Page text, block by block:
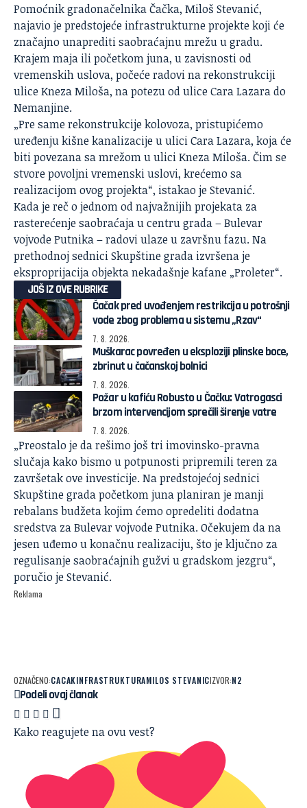
Pomoćnik gradonačelnika Čačka, Miloš Stevanić,
najavio je predstojeće infrastrukturne projekte koji će
značajno unaprediti saobraćajnu mrežu u gradu.
Krajem maja ili početkom juna, u zavisnosti od
vremenskih uslova, počeće radovi na rekonstrukciji
ulice Kneza Miloša, na potezu od ulice Cara Lazara do
Nemanjine.
„Pre same rekonstrukcije kolovoza, pristupićemo
uređenju kišne kanalizacije u ulici Cara Lazara, koja će
biti povezana sa mrežom u ulici Kneza Miloša. Čim se
stvore povoljni vremenski uslovi, krećemo sa
realizacijom ovog projekta“, istakao je Stevanić.
Kada je reč o jednom od najvažnijih projekata za
rasterećenje saobraćaja u centru grada – Bulevar
vojvode Putnika – radovi ulaze u završnu fazu. Na
prethodnoj sednici Skupštine grada izvršena je
eksproprijacija objekta nekadašnje kafane „Proleter“.
JOŠ IZ OVE RUBRIKE
Čačak pred uvođenjem restrikcija u potrošnji
vode zbog problema u sistemu „Rzav“
7. 8. 2026.
Muškarac povređen u eksploziji plinske boce,
zbrinut u čačanskoj bolnici
7. 8. 2026.
Požar u kafiću Robusto u Čačku: Vatrogasci
brzom intervencijom sprečili širenje vatre
7. 8. 2026.
„Preostalo je da rešimo još tri imovinsko-pravna
slučaja kako bismo u potpunosti pripremili teren za
završetak ove investicije. Na predstojećoj sednici
Skupštine grada početkom juna planiran je manji
rebalans budžeta kojim ćemo opredeliti dodatna
sredstva za Bulevar vojvode Putnika. Očekujem da na
jesen uđemo u konačnu realizaciju, što je ključno za
regulisanje saobraćajnih gužvi u gradskom jezgru“,
poručio je Stevanić.
Reklama
OZNAČENO:CACAKINFRASTRUKTURAMILOS STEVANICIZVOR:N2
Podeli ovaj članak
Kako reagujete na ovu vest?